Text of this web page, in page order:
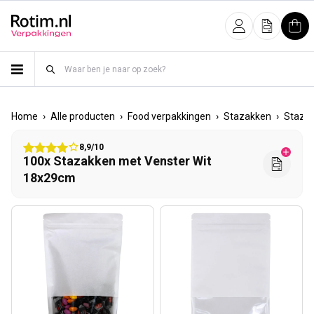
InloggenOfferte
Home › Alle producten › Food verpakkingen › Stazakken ›
8,9/10
100x Stazakken met Venster Wit
18x29cm